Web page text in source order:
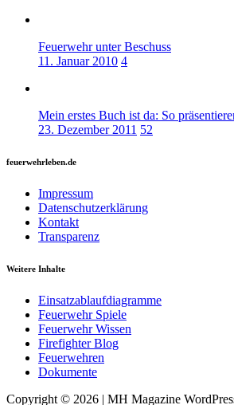
Feuerwehr unter Beschuss
11. Januar 2010 4
Mein erstes Buch ist da: So
23. Dezember 2011 52
feuerwehrleben.de
Impressum
Datenschutzerklärung
Kontakt
Transparenz
Weitere Inhalte
Einsatzablaufdiagramme
Feuerwehr Spiele
Feuerwehr Wissen
Firefighter Blog
Feuerwehren
Dokumente
Copyright © 2026 | MH Magazine